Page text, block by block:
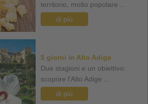
territorio, molto popolare ...
di più
5 giorni in Alto Adige
Due stagioni e un obiettivo:
scoprire l'Alto Adige ...
di più